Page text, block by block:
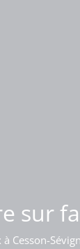
sur
Cesson-
à Bordeaux